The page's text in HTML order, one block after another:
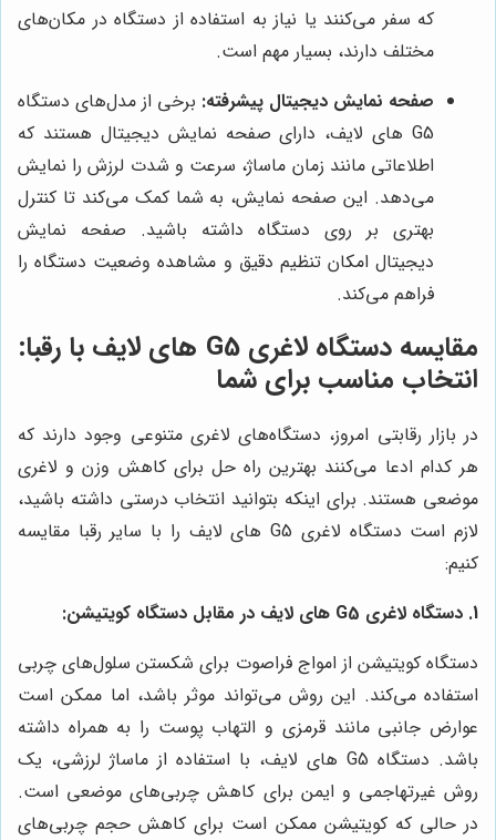
که سفر می‌کنند یا نیاز به استفاده از دستگاه در مکان‌های
مختلف دارند، بسیار مهم است.
صفحه نمایش دیجیتال پیشرفته: برخی از مدل‌های دستگاه
G5 های لایف، دارای صفحه نمایش دیجیتال هستند که
اطلاعاتی مانند زمان ماساژ، سرعت و شدت لرزش را نمایش
می‌دهد. این صفحه نمایش، به شما کمک می‌کند تا کنترل
بهتری بر روی دستگاه داشته باشید. صفحه نمایش
دیجیتال امکان تنظیم دقیق و مشاهده وضعیت دستگاه را
فراهم می‌کند.
مقایسه دستگاه لاغری G5 های لایف با رقبا:
انتخاب مناسب برای شما
در بازار رقابتی امروز، دستگاه‌های لاغری متنوعی وجود دارند که
هر کدام ادعا می‌کنند بهترین راه حل برای کاهش وزن و لاغری
موضعی هستند. برای اینکه بتوانید انتخاب درستی داشته باشید،
لازم است دستگاه لاغری G5 های لایف را با سایر رقبا مقایسه
کنیم:
1. دستگاه لاغری G5 های لایف در مقابل دستگاه کویتیشن:
دستگاه کویتیشن از امواج فراصوت برای شکستن سلول‌های چربی
استفاده می‌کند. این روش می‌تواند موثر باشد، اما ممکن است
عوارض جانبی مانند قرمزی و التهاب پوست را به همراه داشته
باشد. دستگاه G5 های لایف، با استفاده از ماساژ لرزشی، یک
روش غیرتهاجمی و ایمن برای کاهش چربی‌های موضعی است.
در حالی که کویتیشن ممکن است برای کاهش حجم چربی‌های